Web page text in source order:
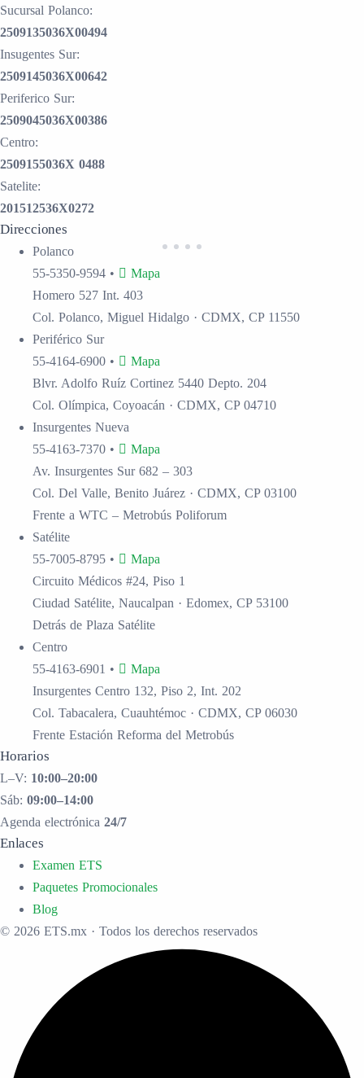
Sucursal Polanco:
2509135036X00494
Insugentes Sur:
2509145036X00642
Periferico Sur:
2509045036X00386
Centro:
2509155036X 0488
Satelite:
201512536X0272
Direcciones
Polanco
55-5350-9594 •
Mapa
Homero 527 Int. 403
Col. Polanco, Miguel Hidalgo · CDMX, CP 11550
Periférico Sur
55-4164-6900 •
Mapa
Blvr. Adolfo Ruíz Cortinez 5440 Depto. 204
Col. Olímpica, Coyoacán · CDMX, CP 04710
Insurgentes Nueva
55-4163-7370 •
Mapa
Av. Insurgentes Sur 682 – 303
Col. Del Valle, Benito Juárez · CDMX, CP 03100
Frente a WTC – Metrobús Poliforum
Satélite
55-7005-8795 •
Mapa
Circuito Médicos #24, Piso 1
Ciudad Satélite, Naucalpan · Edomex, CP 53100
Detrás de Plaza Satélite
Centro
55-4163-6901 •
Mapa
Insurgentes Centro 132, Piso 2, Int. 202
Col. Tabacalera, Cuauhtémoc · CDMX, CP 06030
Frente Estación Reforma del Metrobús
Horarios
L–V: 10:00–20:00
Sáb: 09:00–14:00
Agenda electrónica 24/7
Enlaces
Examen ETS
Paquetes Promocionales
Blog
© 2026 ETS.mx · Todos los derechos reservados